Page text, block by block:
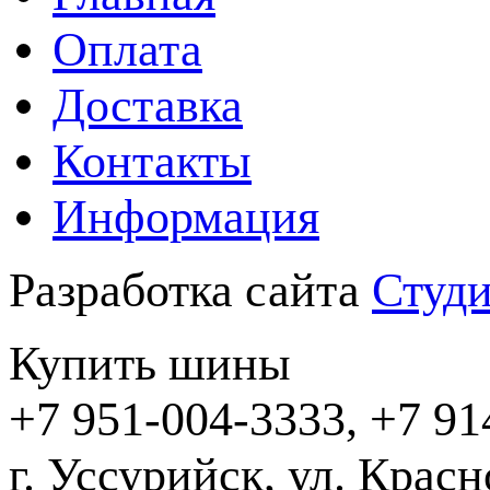
Оплата
Доставка
Контакты
Информация
Разработка сайта
Купить шины
+7 951-004-3333, +7
г. Уссурийск,